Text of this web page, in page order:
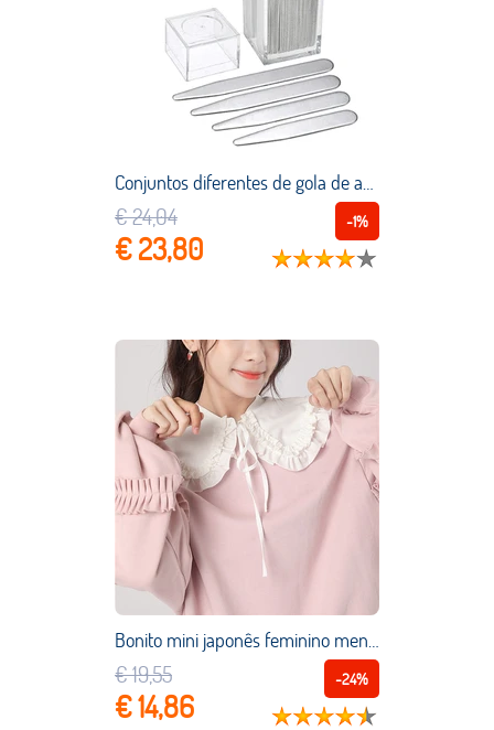
Conjuntos diferentes de gola de aço inoxidável, descansos para camisa, bf, homem de negócios, reforços, inserções, presente do dia dos pais, xbff
-1%
€ 24,04
€ 23,80
Bonito mini japonês feminino meninas lolita boneca dupla camada babados falso colar envoltório de ombro
-24%
€ 19,55
€ 14,86